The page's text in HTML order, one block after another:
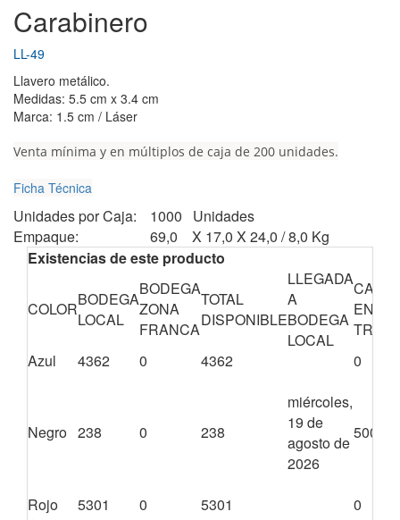
Carabinero
LL-49
Llavero metálico.
Medidas: 5.5 cm x 3.4 cm
Marca: 1.5 cm / Láser
Venta mínima y en múltiplos de caja de 200 unidades.
Ficha Técnica
Unidades por Caja:
1000 Unidades
Empaque:
69,0 X 17,0 X 24,0 / 8,0 Kg
Existencias de este producto
COLORBODEGA
LOCAL
BODEGA
ZONA
FRANCA
TOTAL
DISPONIBLE
LLEGADA
A
BODEGA
LOCAL
EN
Azul
4362 0 4362 0
Negro 238 0 238
miércoles,
19 de
agosto de
2026
5000
Rojo 5301 0 5301
0